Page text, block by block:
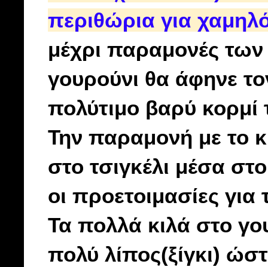
περιθώρια για
μέχρι παραμονές
γουρούνι θα άφηνε
πολύτιμο βαρύ κορμί
Την παραμονή με το
στο τσιγκέλι μέσα
οι προετοιμασίες
Τα πολλά κιλά στο
πολύ λίπος(ξίγκι)